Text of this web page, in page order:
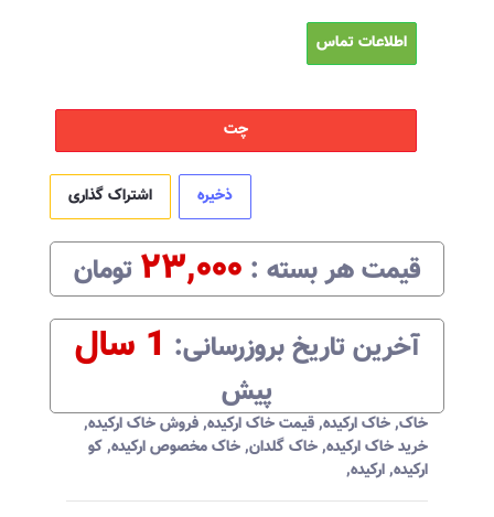
اطلاعات تماس
چت
ذخیره اشتراک گذاری
قیمت هربسته :‌ ۲۳,۰۰۰ تومان
آخرین تاریخ بروزرسانی:‌ 1 سال
پیش
خاک,خاک ارکیده,قیمت خاک ارکیده,فروش خاک ارکیده,
خرید خاک ارکیده,خاک گلدان,خاک مخصوص ارکیده,کو
ارکیده,ارکیده,